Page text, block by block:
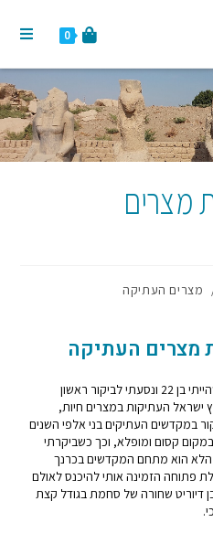
0
מצרים
העתיקה
מצרים העתיקה
את הרומן שלי עם סחמת התחלתי כשהייתי בן 22 ונסעתי לביקור ראשון
העתיקות במצרים חיות,
במקדשים העתיקים בני אלפי השנים
קסום ומופלא, וכך כשביקרתי
הוא מתחם המקדשים בכרנך
פתוחה הזמינה אותי להיכנס לאולם
שחורה של סחמת בגודל קצת